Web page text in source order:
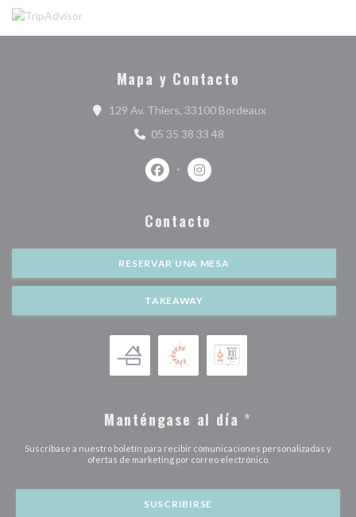
Mapa y Contacto
129 Av. Thiers, 33100 Bordeaux((abre en una
05 35 38 33 48
Facebook ((abre en una nueva
Instagram ((abre en una
Contacto
RESERVAR UNA MESA
TAKEAWAY
Manténgase al día *
Suscríbase a nuestro boletín para recibir comunicaciones personalizadas y
ofertas de marketing por correo electrónico.
SUSCRIBIRSE